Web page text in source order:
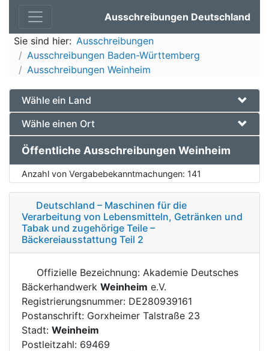
Ausschreibungen Deutschland
Sie sind hier: Ausschreibungen
Ausschreibungen Baden-Württemberg
Ausschreibungen Weinheim
Wähle ein Land
Wähle einen Ort
Öffentliche Ausschreibungen Weinheim
Anzahl von Vergabebekanntmachungen: 141
Deutschland – Maschinen für die
Verarbeitung von Lebensmitteln, Getränken und
Tabak und zugehörige Teile –
Bäckereiausstattung Teil 2
Offizielle Bezeichnung: Akademie Deutsches
Bäckerhandwerk Weinheim e.V.
Registrierungsnummer: DE280939161
Postanschrift: Gorxheimer Talstraße 23
Stadt: Weinheim
Postleitzahl: 69469